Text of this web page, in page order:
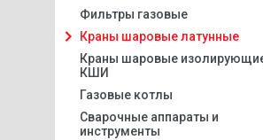
Фильтры газовые
Краны шаровые латунные
Краны шаровые
КШИ
Газовые котлы
Сварочные аппараты и
инструменты